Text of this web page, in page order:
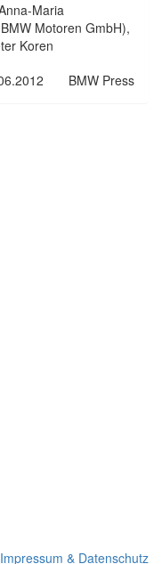
Maria
Motoren GmbH),
Koren
BMW Press
Impressum & Datenschutz